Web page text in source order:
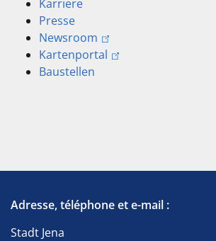
Karriere
Presse
Newsroom
Kartenportal
Baustellen
Adresse, téléphone et e-mail :
Stadt Jena